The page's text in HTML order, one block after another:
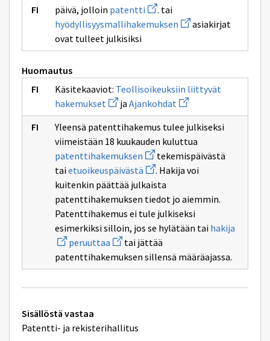
päivä, jolloin patentti Avaa
uuden
ikkunan
. tai
hyödyllisyysmallihakemuksen Avaa
uuden
sivulle
asiakirjat
ovat tulleet julkisiksi
Huomautus
Käsitekaaviot: Teollisoikeuksiin liittyvät
hakemukset Avaa
uuden
ikkunan
sivulle
Teollisoikeuksiin
liittyvät
hakemukset
ja Ajankohdat Avaa
uuden
ikkunan
sivulle
Ajankohdat
Yleensä patenttihakemus tulee julkiseksi
viimeistään 18 kuukauden kuluttua
patenttihakemuksen Avaa
uuden
ikkunan
sivulle
patenttihakemuksen
tekemispäivästä
taietuoikeuspäivästä Avaa
uuden
ikkunan
sivulle
etuoikeuspäivästä
. Hakija voi
kuitenkin päättää julkaista
patenttihakemuksen tiedot jo aiemmin.
Patenttihakemus ei tule julkiseksi
esimerkiksi silloin, jos se hylätään tai hakija
peruuttaa Avaa
uuden
ikkunan
sivulle
tai jättää
patenttihakemuksen sillensä määräajassa.
Tekniset
lisätiedot
Sisällöstä vastaa
Patentti- ja rekisterihallitus